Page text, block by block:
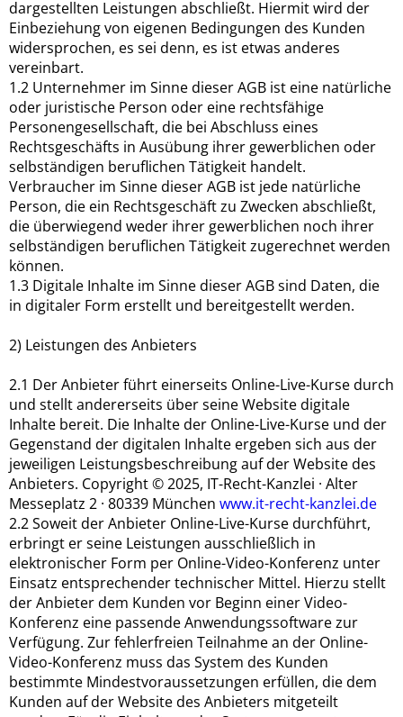
dargestellten Leistungen abschließt. Hiermit wird der
Einbeziehung von eigenen Bedingungen des Kunden
widersprochen, es sei denn, es ist etwas anderes
vereinbart.
1.2 Unternehmer im Sinne dieser AGB ist eine natürliche
oder juristische Person oder eine rechtsfähige
Personengesellschaft, die bei Abschluss eines
Rechtsgeschäfts in Ausübung ihrer gewerblichen oder
selbständigen beruflichen Tätigkeit handelt.
Verbraucher im Sinne dieser AGB ist jede natürliche
Person, die ein Rechtsgeschäft zu Zwecken abschließt,
die überwiegend weder ihrer gewerblichen noch ihrer
selbständigen beruflichen Tätigkeit zugerechnet werden
können.
1.3 Digitale Inhalte im Sinne dieser AGB sind Daten, die
in digitaler Form erstellt und bereitgestellt werden.
2) Leistungen des Anbieters
2.1 Der Anbieter führt einerseits Online-Live-Kurse durch
und stellt andererseits über seine Website digitale
Inhalte bereit. Die Inhalte der Online-Live-Kurse und der
Gegenstand der digitalen Inhalte ergeben sich aus der
jeweiligen Leistungsbeschreibung auf der Website des
Anbieters. Copyright © 2025, IT-Recht-Kanzlei · Alter
Messeplatz 2 · 80339 München www.it-recht-kanzlei.de
2.2 Soweit der Anbieter Online-Live-Kurse durchführt,
erbringt er seine Leistungen ausschließlich in
elektronischer Form per Online-Video-Konferenz unter
Einsatz entsprechender technischer Mittel. Hierzu stellt
der Anbieter dem Kunden vor Beginn einer Video-
Konferenz eine passende Anwendungssoftware zur
Verfügung. Zur fehlerfreien Teilnahme an der Online-
Video-Konferenz muss das System des Kunden
bestimmte Mindestvoraussetzungen erfüllen, die dem
Kunden auf der Website des Anbieters mitgeteilt